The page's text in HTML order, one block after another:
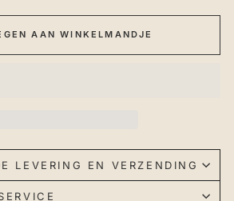
AAN WINKELMANDJE
LEVERING EN VERZENDING